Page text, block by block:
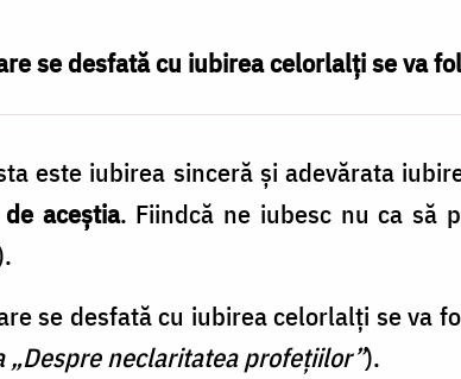
se desfată cu iubirea celorlalți se va
este iubirea sinceră şi adevărata
aceştia. Fiindcă ne iubesc nu ca să
se desfată cu iubirea celorlalţi se va
„Despre neclaritatea profeţiilor”).